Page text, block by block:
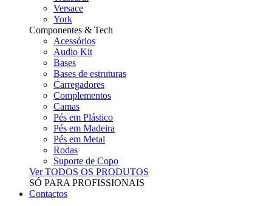
Versace
York
Componentes & Tech
Acessórios
Audio Kit
Bases
Bases de estruturas
Carregadores
Complementos
Camas
Pés em Plástico
Pés em Madeira
Pés em Metal
Rodas
Suporte de Copo
Ver TODOS OS PRODUTOS
SÓ PARA PROFISSIONAIS
Contactos